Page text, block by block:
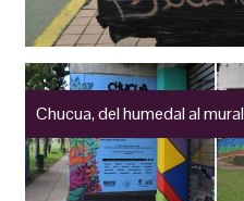
Chucua, del humedal al mural